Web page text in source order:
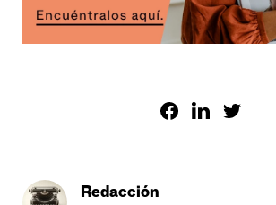
Redacción